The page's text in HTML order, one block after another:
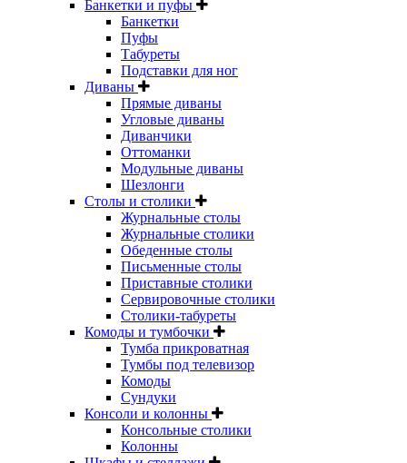
Банкетки и пуфы
Банкетки
Пуфы
Табуреты
Подставки для ног
Диваны
Прямые диваны
Угловые диваны
Диванчики
Оттоманки
Модульные диваны
Шезлонги
Столы и столики
Журнальные столы
Журнальные столики
Обеденные столы
Письменные столы
Приставные столики
Сервировочные столики
Столики-табуреты
Комоды и тумбочки
Тумба прикроватная
Тумбы под телевизор
Комоды
Сундуки
Консоли и колонны
Консольные столики
Колонны